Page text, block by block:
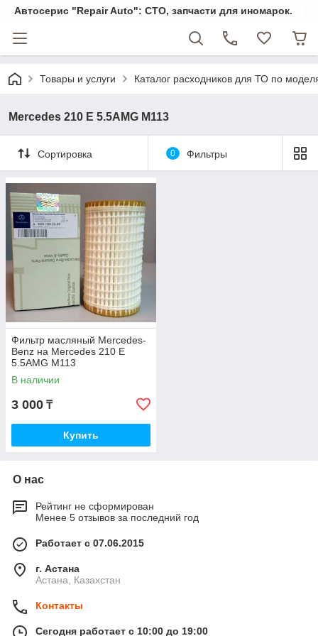
Автосерис "Repair Auto": СТО, запчасти для иномарок.
Товары и услуги Каталог расходников для ТО по
Mercedes 210 E 5.5AMG M113
Сортировка 0 Фильтры
Фильтр масляный Mercedes-
Benz на Mercedes 210 E
5.5AMG M113
В наличии
3 000 ₸
Купить
О нас
Рейтинг не сформирован
Менее 5 отзывов за последний год
Работает с 07.06.2015
г. Астана
Астана, Казахстан
Контакты
Сегодня работает с 10:00 до 19:00